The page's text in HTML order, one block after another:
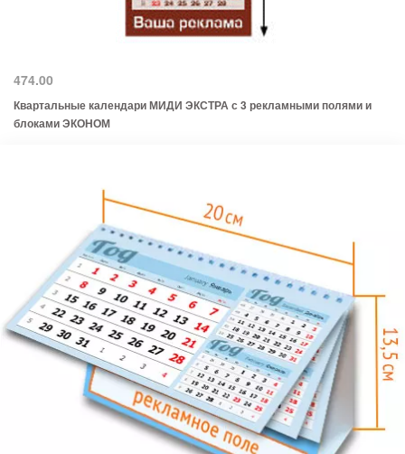
474.00
Квартальные календари МИДИ ЭКСТРА с 3 рекламными полями и
блоками ЭКОНОМ